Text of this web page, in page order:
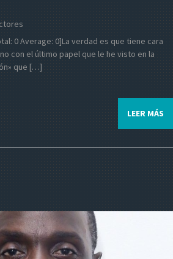
0 Average: 0]La verdad es que tiene cara
con el último papel que le he visto en la
que […]
LEER MÁS